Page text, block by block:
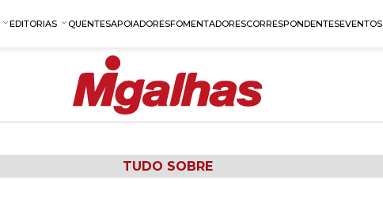
EDITORIAS QUENTESAPOIADORESFOMENTADORESCORRESPONDENTESEVENTOS
TUDO SOBRE